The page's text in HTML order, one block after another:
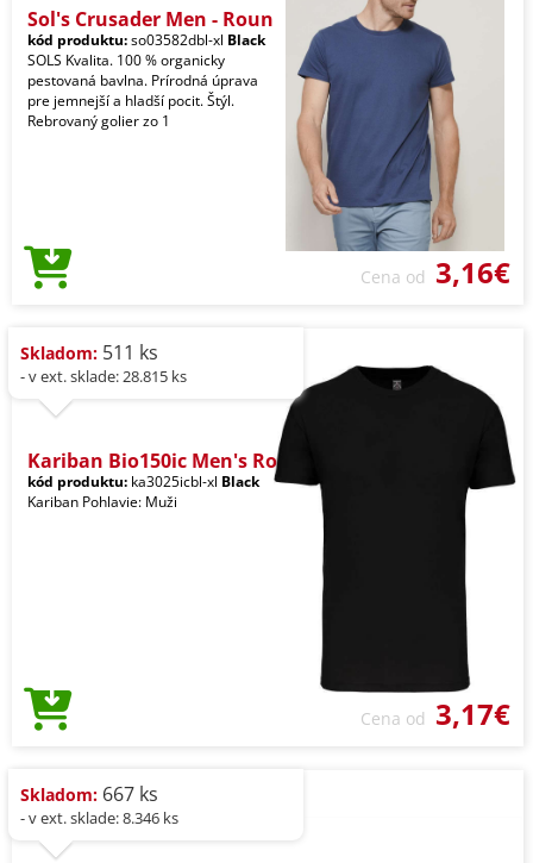
Sol's Crusader Men - Roun
kód produktu:so03582dbl-xl Black
SOLS Kvalita. 100 % organicky
pestovaná bavlna. Prírodná úprava
pre jemnejší a hladší pocit. Štýl.
Rebrovaný golier zo 1
Cena od 3,16€
Skladom: 511 ks
- v ext. sklade: 28.815 ks
Kariban Bio150ic Men's Ro
kód produktu: ka3025icbl-xl Black
Kariban Pohlavie: Muži
Cena od 3,17€
Skladom: 667 ks
- v ext. sklade: 8.346 ks